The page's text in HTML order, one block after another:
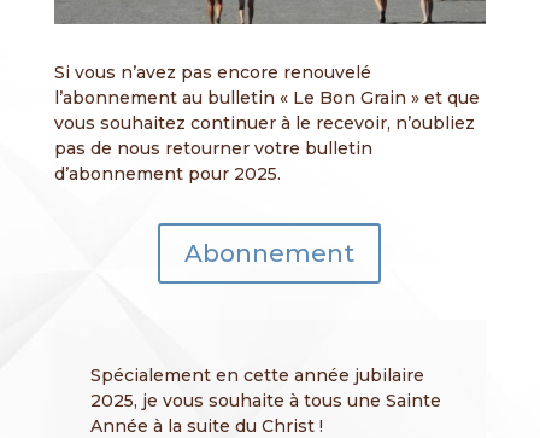
Si vous n’avez pas encore renouvelé
l’abonnement au bulletin « Le Bon Grain » et que
vous souhaitez continuer à le recevoir, n’oubliez
pas de nous retourner votre bulletin
d’abonnement pour 2025.
Abonnement
Spécialement en cette année jubilaire
2025, je vous souhaite à tous une Sainte
Année à la suite du Christ !